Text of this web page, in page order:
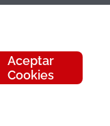
Aceptar
Cookies
de
ayudarte